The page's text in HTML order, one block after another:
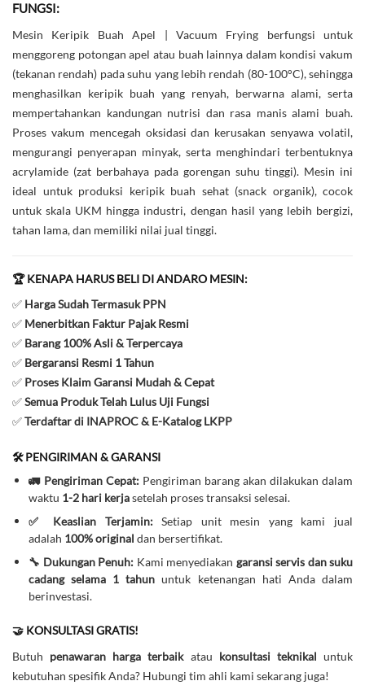
FUNGSI:
Mesin Keripik Buah Apel | Vacuum Frying berfungsi untuk
menggoreng potongan apel atau buah lainnya dalam kondisi vakum
(tekanan rendah) pada suhu yang lebih rendah (80-100°C), sehingga
menghasilkan keripik buah yang renyah, berwarna alami, serta
mempertahankan kandungan nutrisi dan rasa manis alami buah.
Proses vakum mencegah oksidasi dan kerusakan senyawa volatil,
mengurangi penyerapan minyak, serta menghindari terbentuknya
acrylamide (zat berbahaya pada gorengan suhu tinggi). Mesin ini
ideal untuk produksi keripik buah sehat (snack organik), cocok
untuk skala UKM hingga industri, dengan hasil yang lebih bergizi,
tahan lama, dan memiliki nilai jual tinggi.
🏆 KENAPA HARUS BELI DI ANDARO MESIN:
✅ Harga Sudah Termasuk PPN
✅ Menerbitkan Faktur Pajak Resmi
✅ Barang 100% Asli & Terpercaya
✅ Bergaransi Resmi 1 Tahun
✅ Proses Klaim Garansi Mudah & Cepat
✅Semua Produk Telah Lulus Uji Fungsi
✅Terdaftar di INAPROC & E-Katalog LKPP
🛠️ PENGIRIMAN & GARANSI
🚛 Pengiriman Cepat:Pengiriman barang akan dilakukan dalam
waktu 1-2 hari kerjasetelah proses transaksi selesai.
✅ Keaslian Terjamin:Setiap unit mesin yang kami jual
adalah 100% original dan bersertifikat.
🔧 Dukungan Penuh: Kami menyediakan garansi servis dan suku
cadang selama 1 tahun untuk ketenangan hati Anda dalam
berinvestasi.
🤝 KONSULTASI GRATIS!
Butuh penawaran harga terbaikatau konsultasi teknikal untuk
kebutuhan spesifik Anda? Hubungi tim ahli kami sekarang juga!